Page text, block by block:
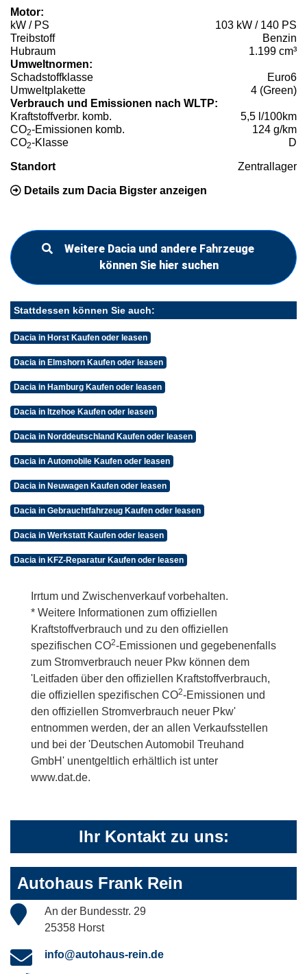
Motor:
kW / PS
103 kW / 140 PS
Treibstoff
Benzin
Hubraum
1.199 cm³
Umweltnormen:
Schadstoffklasse
Euro6
Umweltplakette
4 (Green)
Verbrauch und Emissionen nach WLTP:
Kraftstoffverbr. komb.
5,5 l/100km
CO2-Emissionen komb.
124 g/km
CO2-Klasse D
Standort Zentrallager
Details zum Dacia Bigster anzeigen
Weitere Dacia und andere Fahrzeuge
können Sie hier suchen
Stattdessen können Sie auch:
Dacia in Horst Kaufen oder leasen
Dacia in Elmshorn Kaufen oder leasen
Dacia in Hamburg Kaufen oder leasen
Dacia in Itzehoe Kaufen oder leasen
Dacia in Norddeutschland Kaufen oder leasen
Dacia in Automobile Kaufen oder leasen
Dacia in Neuwagen Kaufen oder leasen
Dacia in Gebrauchtfahrzeug Kaufen oder leasen
Dacia in Werkstatt Kaufen oder leasen
Dacia in KFZ-Reparatur Kaufen oder leasen
Irrtum und Zwischenverkauf vorbehalten.
* Weitere Informationen zum offiziellen
Kraftstoffverbrauch und zu den offiziellen
spezifischen CO2-Emissionen und gegebenenfalls
zum Stromverbrauch neuer Pkw können dem
'Leitfaden über den offiziellen Kraftstoffverbrauch,
die offiziellen spezifischen CO2-Emissionen und
den offiziellen Stromverbrauch neuer Pkw'
entnommen werden, der an allen Verkaufsstellen
und bei der 'Deutschen Automobil Treuhand
GmbH' unentgeltlich erhältlich ist unter
www.dat.de.
Ihr Kontakt zu uns:
Autohaus Frank Rein
An der Bundesstr. 29
25358 Horst
info@autohaus-rein.de